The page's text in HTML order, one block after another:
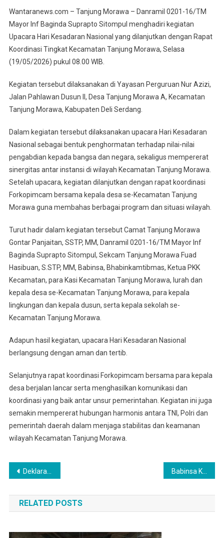
0201-
16/TM
Hadiri
Upacara
Nasional
Dan
Kecamatan
Tanjung
Wantaranews.com – Tanjung Morawa – Danramil 0201-16/TM
Mayor Inf Baginda Suprapto Sitompul menghadiri kegiatan
Upacara Hari Kesadaran Nasional yang dilanjutkan dengan Rapat
Koordinasi Tingkat Kecamatan Tanjung Morawa, Selasa
(19/05/2026) pukul 08.00 WIB.
Kegiatan tersebut dilaksanakan di Yayasan Perguruan Nur Azizi,
Jalan Pahlawan Dusun II, Desa Tanjung Morawa A, Kecamatan
Tanjung Morawa, Kabupaten Deli Serdang.
Dalam kegiatan tersebut dilaksanakan upacara Hari Kesadaran
Nasional sebagai bentuk penghormatan terhadap nilai-nilai
pengabdian kepada bangsa dan negara, sekaligus mempererat
sinergitas antar instansi di wilayah Kecamatan Tanjung Morawa.
Setelah upacara, kegiatan dilanjutkan dengan rapat koordinasi
Forkopimcam bersama kepala desa se-Kecamatan Tanjung
Morawa guna membahas berbagai program dan situasi wilayah.
Turut hadir dalam kegiatan tersebut Camat Tanjung Morawa
Gontar Panjaitan, SSTP, MM, Danramil 0201-16/TM Mayor Inf
Baginda Suprapto Sitompul, Sekcam Tanjung Morawa Fuad
Hasibuan, S.STP, MM, Babinsa, Bhabinkamtibmas, Ketua PKK
Kecamatan, para Kasi Kecamatan Tanjung Morawa, lurah dan
kepala desa se-Kecamatan Tanjung Morawa, para kepala
lingkungan dan kepala dusun, serta kepala sekolah se-
Kecamatan Tanjung Morawa.
Adapun hasil kegiatan, upacara Hari Kesadaran Nasional
berlangsung dengan aman dan tertib.
Selanjutnya rapat koordinasi Forkopimcam bersama para kepala
desa berjalan lancar serta menghasilkan komunikasi dan
koordinasi yang baik antar unsur pemerintahan. Kegiatan ini juga
semakin mempererat hubungan harmonis antara TNI, Polri dan
pemerintah daerah dalam menjaga stabilitas dan keamanan
wilayah Kecamatan Tanjung Morawa.
Navigasi
pos
Deklarasi Damai Pilkades Serentak Gelombang II 2026, Danramil 0201-16/TM Ajak Masyarakat Jaga Kondusivitas
RELATED POSTS